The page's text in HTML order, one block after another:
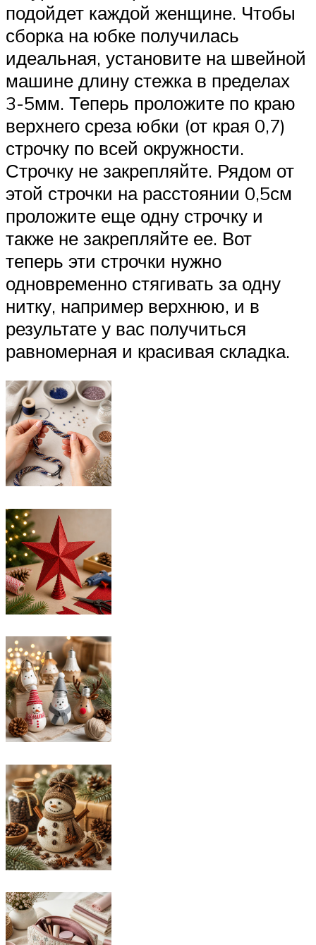
подойдет каждой женщине. Чтобы
сборка на юбке получилась
идеальная, установите на швейной
машине длину стежка в пределах
3-5мм. Теперь проложите по краю
верхнего среза юбки (от края 0,7)
строчку по всей окружности.
Строчку не закрепляйте. Рядом от
этой строчки на расстоянии 0,5см
проложите еще одну строчку и
также не закрепляйте ее. Вот
теперь эти строчки нужно
одновременно стягивать за одну
нитку, например верхнюю, и в
результате у вас получиться
равномерная и красивая складка.